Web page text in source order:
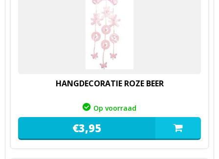
HANGDECORATIE ROZE BEER
Op voorraad
€3,95